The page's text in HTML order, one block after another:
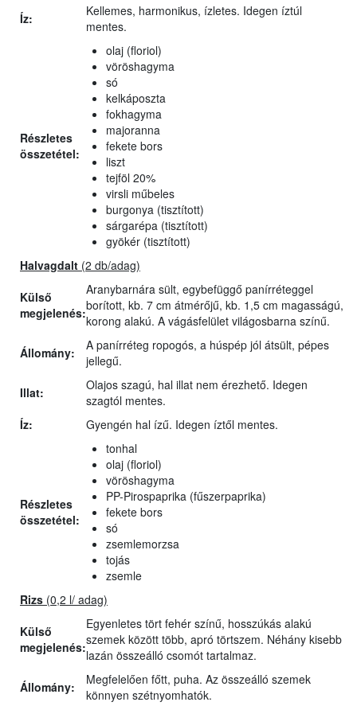
Íz:
Kellemes, harmonikus, ízletes. Idegen íztúl
mentes.
Részletes
összetétel:
olaj (floriol)
vöröshagyma
só
kelkáposzta
fokhagyma
majoranna
fekete bors
liszt
tejföl 20%
virsli műbeles
burgonya (tisztított)
sárgarépa (tisztított)
gyökér (tisztított)
Halvagdalt (2 db/adag)
Külső
megjelenés:
Aranybarnára sült, egybefüggő panírréteggel
borított, kb. 7 cm átmérőjű, kb. 1,5 cm magasságú,
korong alakú. A vágásfelület világosbarna színű.
Állomány:
A panírréteg ropogós, a húspép jól átsült, pépes
jellegű.
Illat:
Olajos szagú, hal illat nem érezhető. Idegen
szagtól mentes.
Íz:
Gyengén hal ízű. Idegen íztől mentes.
Részletes
összetétel:
tonhal
olaj (floriol)
vöröshagyma
PP-Pirospaprika (fűszerpaprika)
fekete bors
só
zsemlemorzsa
tojás
zsemle
Rizs (0,2 l/ adag)
Külső
megjelenés:
Egyenletes tört fehér színű, hosszúkás alakú
szemek között több, apró törtszem. Néhány kisebb
lazán összeálló csomót tartalmaz.
Állomány:
Megfelelően főtt, puha. Az összeálló szemek
könnyen szétnyomhatók.